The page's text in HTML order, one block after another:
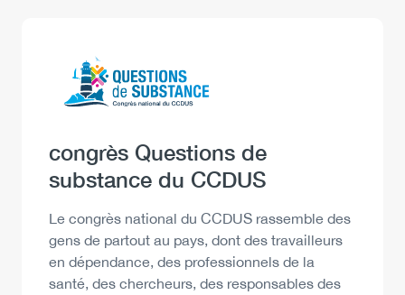
Heading
congrès Questions de
substance du CCDUS
Description
Le congrès national du CCDUS rassemble des
gens de partout au pays, dont des travailleurs
en dépendance, des professionnels de la
santé, des chercheurs, des responsables des